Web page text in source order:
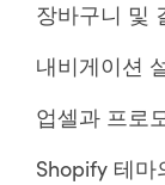
장바구니 및
내비게이션
업셀과 프로
Shopify 테마